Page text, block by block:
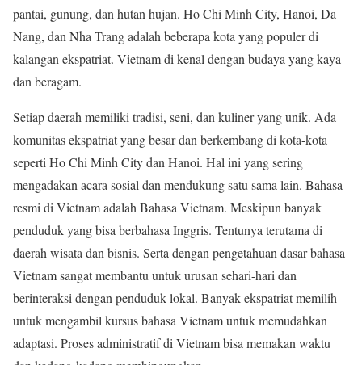
pantai, gunung, dan hutan hujan. Ho Chi Minh City, Hanoi, Da
Nang, dan Nha Trang adalah beberapa kota yang populer di
kalangan ekspatriat. Vietnam di kenal dengan budaya yang kaya
dan beragam.
Setiap daerah memiliki tradisi, seni, dan kuliner yang unik. Ada
komunitas ekspatriat yang besar dan berkembang di kota-kota
seperti Ho Chi Minh City dan Hanoi. Hal ini yang sering
mengadakan acara sosial dan mendukung satu sama lain. Bahasa
resmi di Vietnam adalah Bahasa Vietnam. Meskipun banyak
penduduk yang bisa berbahasa Inggris. Tentunya terutama di
daerah wisata dan bisnis. Serta dengan pengetahuan dasar bahasa
Vietnam sangat membantu untuk urusan sehari-hari dan
berinteraksi dengan penduduk lokal. Banyak ekspatriat memilih
untuk mengambil kursus bahasa Vietnam untuk memudahkan
adaptasi. Proses administratif di Vietnam bisa memakan waktu